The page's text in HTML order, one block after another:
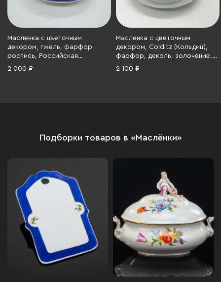
Масленка с цветочным
декором, гжель, фарфор,
роспись, Российская
Федерация, 1990-2010 гг.
2 000 ₽
Масленка с цветочным
декором, Colditz (Кольдиц),
фарфор, деколь, золочение,
ГДР, 1960-1980 гг.
2 100 ₽
Подборки товаров в «Маслёнки»